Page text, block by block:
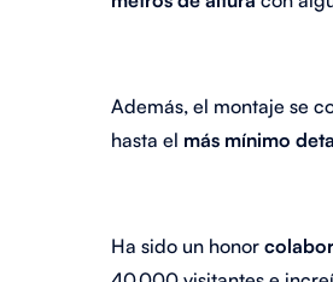
Además, el montaje se
hasta el más mínimo
Ha sido un honor